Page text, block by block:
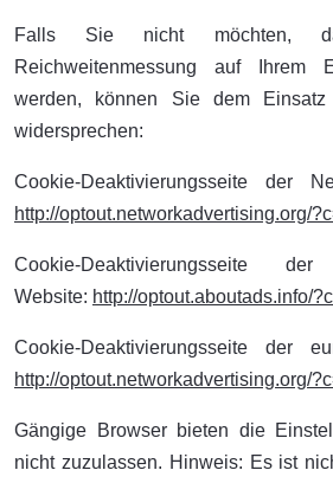
Falls Sie nicht möchten,
Reichweitenmessung auf Ihrem
werden, können Sie dem
widersprechen:
Cookie-Deaktivierungsseite der
http://optout.networkadvertising.org/
Cookie-Deaktivierungsseite der
Website: http://optout.aboutads.info/
Cookie-Deaktivierungsseite der
http://optout.networkadvertising.org/
Gängige Browser bieten die
nicht zuzulassen. Hinweis: Es ist